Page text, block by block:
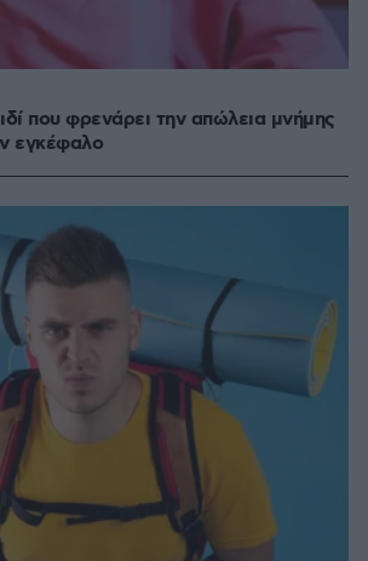
που φρενάρει την απώλεια μνήμης
εγκέφαλο